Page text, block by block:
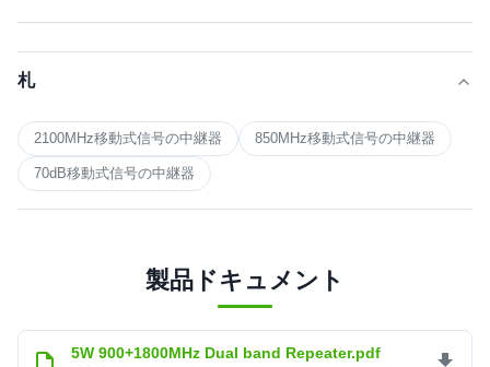
札
2100MHz移動式信号の中継器 850MHz移動式信号の中継器
70dB移動式信号の中継器
製品ドキュメント
5W 900+1800MHz Dual band Repeater.pdf